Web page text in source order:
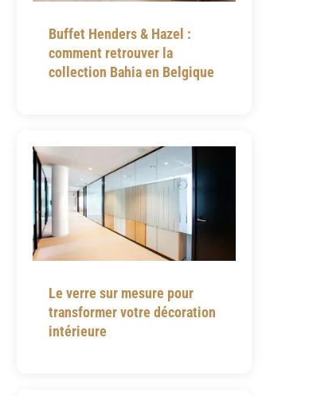
Buffet Henders & Hazel :
comment retrouver la
collection Bahia en Belgique
Le verre sur mesure pour
transformer votre décoration
intérieure